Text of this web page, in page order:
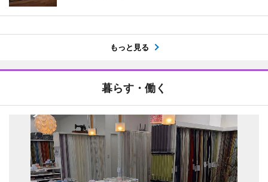
もっと見る
暮らす・働く